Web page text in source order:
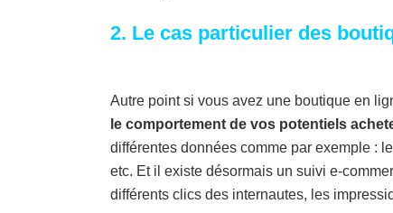
2. Le cas particulier des
Autre point si vous avez une boutique en
le comportement de vos potentiels
différentes données comme par exemple :
etc. Et il existe désormais un suivi e-
différents clics des internautes, les